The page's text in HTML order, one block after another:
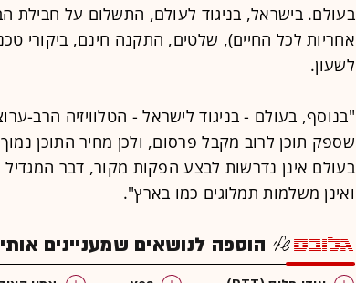
בעולם. בישראל, בניגוד לעולם, התשלום על חבילת
אחריות לכל החיים), שלטים, התקנה חינם, ביקורי
לשעון.
"בנוסף, בעולם - בניגוד לישראל - הטלוויזיה הרב-
שספק תוכן לרוב מקבל פרסום, ולכן מחיר התוכן נמוך
בעולם אינן נדרשות לבצע הפקות מקור, דבר
ואינן משלמות תמלוגים כמו בארץ".
הוספה לנושאים שמעניינים אותי